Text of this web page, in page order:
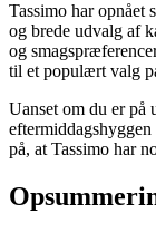
Tassimo har opnået
og brede udvalg af
og
til et populært valg
Uanset om du er på
på, at Tassimo har